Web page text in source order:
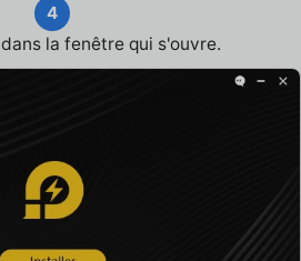
4
dans la fenêtre qui s'ouvre.